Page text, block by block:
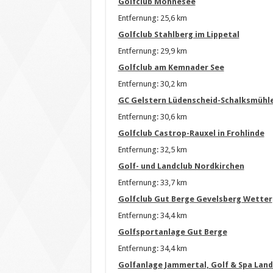
Entfernung: 25,6 km
Golfclub Stahlberg im Lippetal
Entfernung: 29,9 km
Golfclub am Kemnader See
Entfernung: 30,2 km
GC Gelstern Lüdenscheid-
Entfernung: 30,6 km
Golfclub Castrop-Rauxel in Frohlinde
Entfernung: 32,5 km
Golf- und Landclub Nordkirchen
Entfernung: 33,7 km
Golfclub Gut Berge Gevelsberg Wetter
Entfernung: 34,4 km
Golfsportanlage Gut Berge
Entfernung: 34,4 km
Golfanlage Jammertal, Golf & Spa